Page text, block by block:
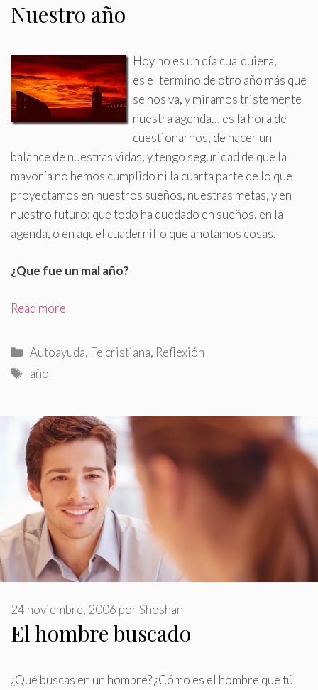
Nuestro año
Hoy no es un día cualquiera,
es el termino de otro año más que
se nos va, y miramos tristemente
nuestra agenda… es la hora de
cuestionarnos, de hacer un
balance de nuestras vidas, y tengo seguridad de que la
mayoría no hemos cumplido ni la cuarta parte de lo que
proyectamos en nuestros sueños, nuestras metas, y en
nuestro futuro; que todo ha quedado en sueños, en la
agenda, o en aquel cuadernillo que anotamos cosas.
¿Que fue un mal año?
Read more
Categorías
Autoayuda, Fe cristiana, Reflexión
Etiquetas
año
El hombre buscado
24 noviembre, 2006 porShoshan
¿Qué buscas en un hombre? ¿Cómo es el hombre que tú